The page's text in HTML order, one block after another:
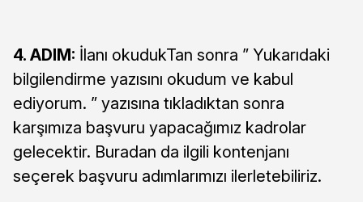
4. ADIM: İlanı okudukTan sonra ” Yukarıdaki
bilgilendirme yazısını okudum ve kabul
ediyorum. ” yazısına tıkladıktan sonra
karşımıza başvuru yapacağımız kadrolar
gelecektir. Buradan da ilgili kontenjanı
seçerek başvuru adımlarımızı ilerletebiliriz.